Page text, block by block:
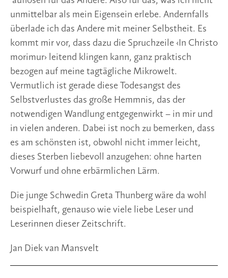
unmittelbar als mein Eigensein erlebe. Andernfalls
überlade ich das Andere mit meiner Selbstheit. Es
kommt mir vor, dass dazu die Spruchzeile ‹In Christo
morimur› leitend klingen kann, ganz praktisch
bezogen auf meine tagtägliche Mikrowelt.
Vermutlich ist gerade diese Todesangst des
Selbstverlustes das große Hemmnis, das der
notwendigen Wandlung entgegenwirkt – in mir und
in vielen anderen. Dabei ist noch zu bemerken, dass
es am schönsten ist, obwohl nicht immer leicht,
dieses Sterben liebevoll anzugehen: ohne harten
Vorwurf und ohne erbärmlichen Lärm.
Die junge Schwedin Greta Thunberg wäre da wohl
beispielhaft, genauso wie viele liebe Leser und
Leserinnen dieser Zeitschrift.
Jan Diek van Mansvelt